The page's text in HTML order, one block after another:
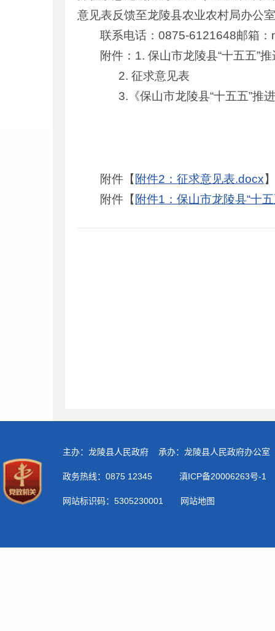
意见表反馈至龙陵县农业农村局办公
联系电话：0875-6121648邮箱
附件：1. 保山市龙陵县“十五五”
2. 征求意见表
3.《保山市龙陵县“十五五”推
附件【 附件2：征求意见表.docx
附件【 附件1：保山市龙陵县“十